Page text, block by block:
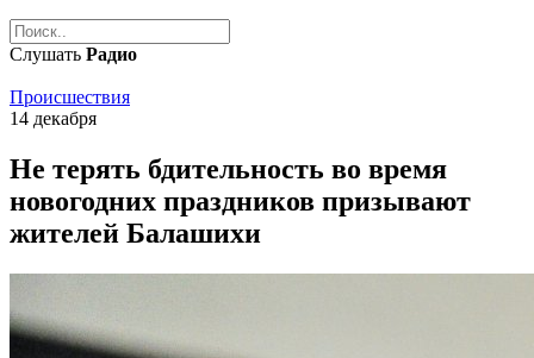
Слушать Радио
Происшествия
14 декабря
Не терять бдительность во время
новогодних праздников призывают
жителей Балашихи